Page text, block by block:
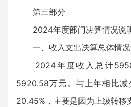
第三部分
2024年度部门决算情况说
一、收入支出决算总体情况
2024年度收入总计
5920.58万元。与上年相比
20.45%，主要是因为上级转移